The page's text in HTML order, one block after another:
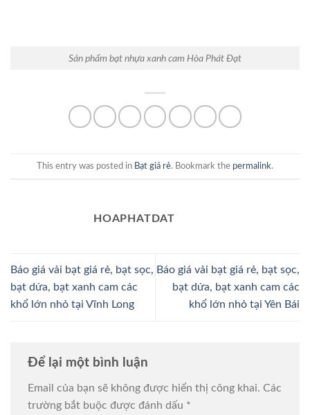
Sản phẩm bạt nhựa xanh cam Hòa Phát Đạt
This entry was posted in Bạt giá rẻ. Bookmark the permalink.
HOAPHATDAT
Báo giá vải bạt giá rẻ, bạt sọc,
bạt dứa, bạt xanh cam các
khổ lớn nhỏ tại Vĩnh Long
Báo giá vải bạt giá rẻ, bạt sọc,
bạt dứa, bạt xanh cam các
khổ lớn nhỏ tại Yên Bái
Để lại một bình luận
Email của bạn sẽ không được hiển thị công khai. Các
trường bắt buộc được đánh dấu *